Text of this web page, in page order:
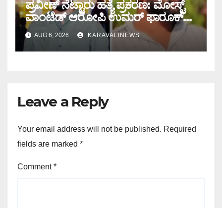
ಪ್ರವೀಣ್ ನೆಟ್ಟಾರು ಹತ್ಯೆ ಪ್ರಕರಣ: ಮೋಸ್ಟ್
ವಾಂಟೆಡ್ ಆರೋಪಿ ಉಮರ್ ಫಾರೂಕ್
ಕೊಚ್ಚಿಯಲ್ಲಿ ಎನ್‌ಐಎ ವಶಕ್ಕೆ
AUG 6, 2026 KARAVALINEWS
Leave a Reply
Your email address will not be published. Required
fields are marked *
Comment*